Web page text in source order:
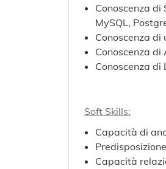
Conoscenza di
MySQL,
Conoscenza di
Conoscenza
Conoscenza di
Soft Skills:
Capacità di
Capacità